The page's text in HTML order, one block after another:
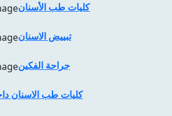
كليات طب الأسنان
تبييض الاسنان
جراحة الفكين
كليات طب الاسنان